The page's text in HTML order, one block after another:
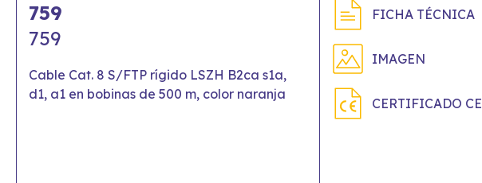
759
759
Cable Cat. 8 S/FTP rígido LSZH B2ca s1a,
d1, a1 en bobinas de 500 m, color naranja
FICHA TÉCNICA
IMAGEN
CERTIFICADO CE